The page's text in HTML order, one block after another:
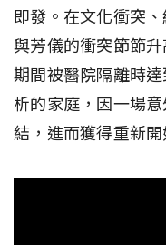
即發。在文化衝突
與芳儀的衝突節節
期間被醫院隔離時
析的家庭，因一場
結，進而獲得重新開